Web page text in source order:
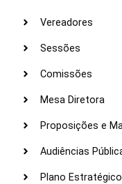
Vereadores
Sessões
Comissões
Mesa Diretora
Proposições e
Audiências
Plano